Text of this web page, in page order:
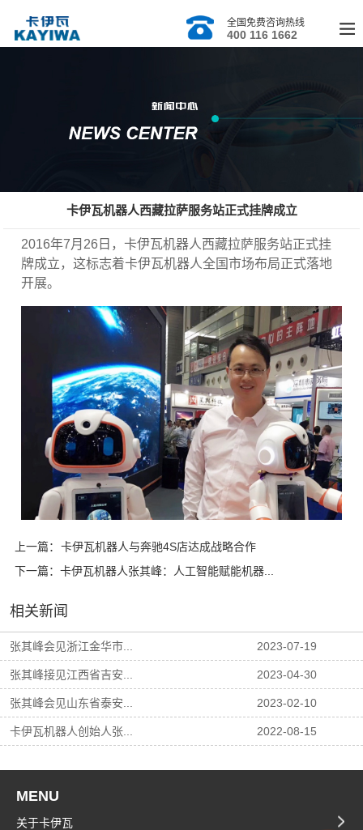
全国免费咨询热线
400 116 1662
卡伊瓦机器人西藏拉萨服务站正式挂牌成立
2016年7月 26 日，卡伊瓦机器人西藏拉萨服务站正式挂
牌成立，这标志着卡伊瓦机器人全国市场布局正式落地
开展。
上一篇： 卡伊瓦机器人与奔驰4S店达成战略合作
下一篇： 卡伊瓦机器人张其峰：人工智能赋能机器...
相关新闻
张其峰会见浙江金华市... 2023-07-19
张其峰接见江西省吉安... 2023-04-30
张其峰会见山东省泰安... 2023-02-10
卡伊瓦机器人创始人张... 2022-08-15
MENU
关于卡伊瓦